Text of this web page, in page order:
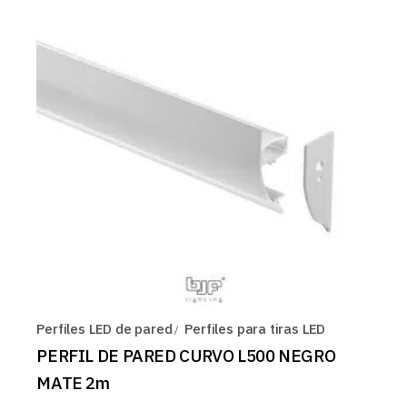
Perfiles LED de pared Perfiles para tiras LED
PERFIL DE PARED CURVO L500 NEGRO
MATE 2m